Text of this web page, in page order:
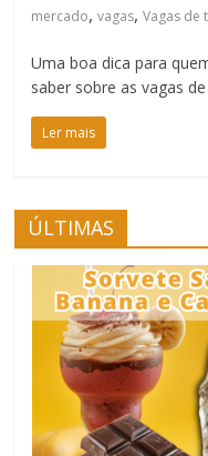
mercado,vagas,Vagas de
Uma boa dica para
saber sobre as vagas
Ler mais
ÚLTIMAS